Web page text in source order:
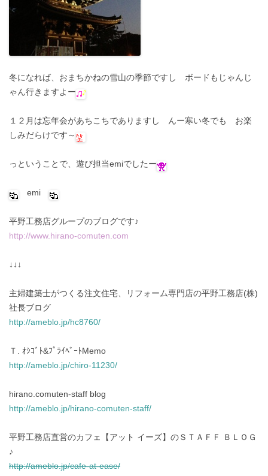
冬になれば、おまちかねの雪山の季節ですし ボードもじゃんじ
ゃん行きますよー
１２月は忘年会があちこちでありますし んー寒い冬でも お楽
しみだらけです～
っということで、遊び担当emiでしたー
emi
平野工務店グループのブログです♪
http://www.hirano-comuten.com
↓↓↓
主婦建築士がつくる注文住宅、リフォーム専門店の平野工務店(株)
社長ブログ
http://ameblo.jp/hc8760/
Ｔ. ｵｼｺﾞﾄ&ﾌﾟﾗｲﾍﾞｰﾄMemo
http://ameblo.jp/chiro-11230/
hirano.comuten-staff blog
http://ameblo.jp/hirano-comuten-staff/
平野工務店直営のカフェ【アット イーズ】のＳＴＡＦＦ ＢＬＯＧ
♪
http://ameblo.jp/cafe-at-ease/